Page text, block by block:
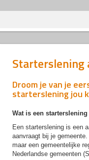
Starterslening
Droom je van je
starterslening jou
Wat is een
Een starterslening is een
aanvraagt bij je
maar een gemeentelijke
Nederlandse gemeenten